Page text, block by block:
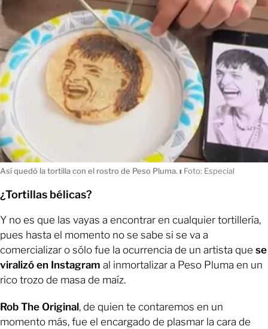
Así quedó la tortilla con el rostro de Peso Pluma. ı Foto: Especial
¿Tortillas bélicas?
Y no es que las vayas a encontrar en cualquier tortillería,
pues hasta el momento no se sabe si se va a
comercializar o sólo fue la ocurrencia de un artista que se
viralizó en Instagram al inmortalizar a Peso Pluma en un
rico trozo de masa de maíz.
Rob The Original, de quien te contaremos en un
momento más, fue el encargado de plasmar la cara de